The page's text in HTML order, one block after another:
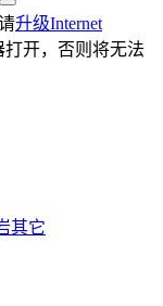
升级Internet
打开，否则将无法
其它